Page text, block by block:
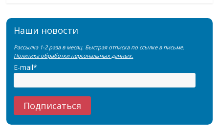
Наши новости
Рассылка 1-2 раза в месяц. Быстрая отписка по ссылке в письме.
Политика обработки персональных данных.
E-mail*